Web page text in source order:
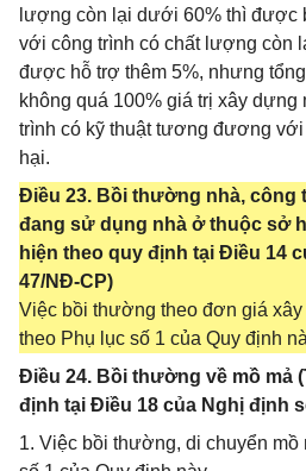
lượng còn lại dưới 60% thì được
với công trình có chất lượng còn
được hỗ trợ thêm 5%, nhưng
không quá 100% giá trị xây dựng
trình có kỹ thuật tương đương
hại.
Điều 23. Bồi thường nhà,
đang sử dụng nhà ở thuộc sở
hiện theo quy định tại Điều 14
47/NĐ-CP)
Việc bồi thường theo đơn giá
theo Phụ lục số 1 của Quy định
Điều 24. Bồi thường về mồ mả
định tại Điều 18 của Nghị định
1. Việc bồi thường, di chuyển mồ